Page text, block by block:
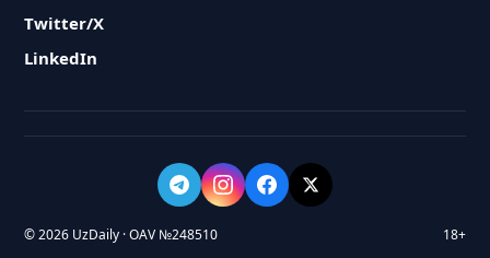
Twitter/X
LinkedIn
© 2026 UzDaily · OAV №248510 18+